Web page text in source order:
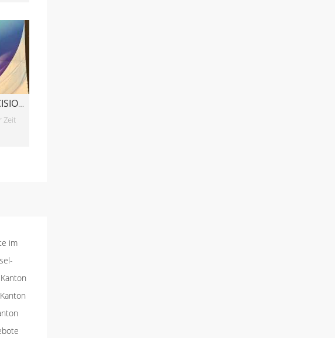
23 Tageslinsen PRECISION 1 for Astigmatism -4.5
Zeit
im